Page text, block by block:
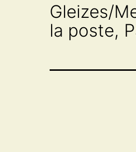
Gleizes/
la poste,